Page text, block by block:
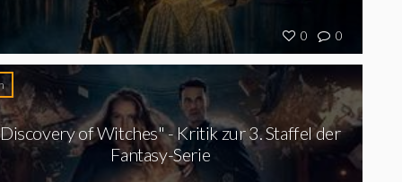
0 0
of Witches" - Kritik zur 3. Staffel der
Fantasy-Serie